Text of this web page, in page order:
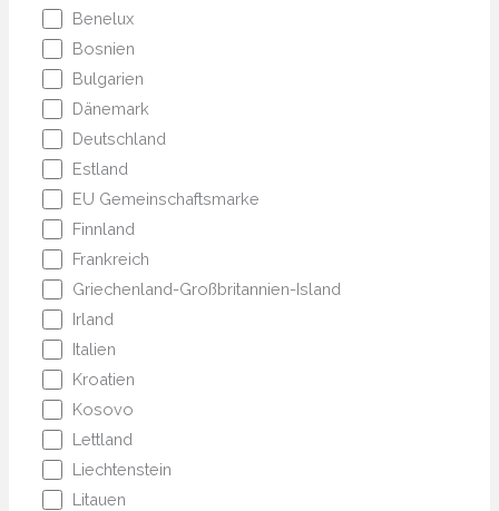
Benelux
Bosnien
Bulgarien
Dänemark
Deutschland
Estland
EU Gemeinschaftsmarke
Finnland
Frankreich
Griechenland-Großbritannien-Island
Irland
Italien
Kroatien
Kosovo
Lettland
Liechtenstein
Litauen